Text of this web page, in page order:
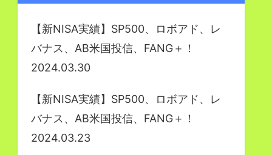
【新NISA実績】SP500、ロボアド、レ
バナス、AB米国投信、FANG＋！
2024.03.30
【新NISA実績】SP500、ロボアド、レ
バナス、AB米国投信、FANG＋！
2024.03.23